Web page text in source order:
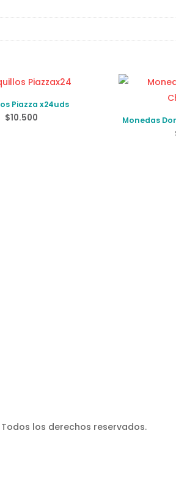
Piazza x24uds
$10.500 Monedas
los derechos reservados.